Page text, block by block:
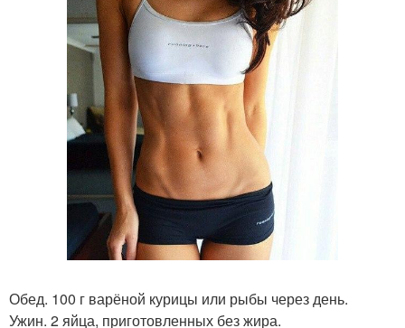
Обед. 100 г варёной курицы или рыбы через день.
Ужин. 2 яйца, приготовленных без жира.